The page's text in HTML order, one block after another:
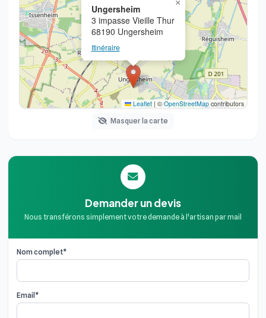
Ungersheim
3 impasse Vieille Thur
68190 Ungersheim
Itinéraire
×
Leaflet | © OpenStreetMapcontributors
Masquer la carte
Demander un devis
Nous transférons simplement votre demande à l'artisan par mail
Nom complet*
Email*